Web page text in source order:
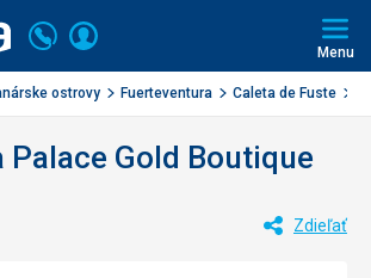
Volajte
+421
2
3221
Prihlásiť
Menu
ostrovy Fuerteventura Caleta de Fuste
Palace Gold Boutique
Zdieľať